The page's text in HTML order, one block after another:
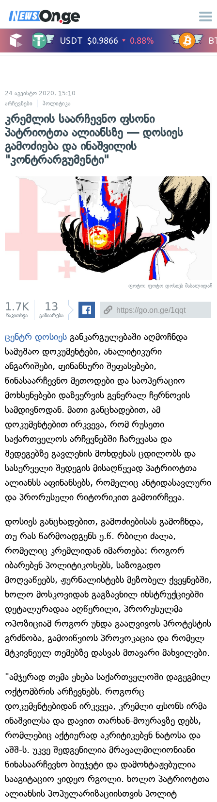
24 აგვისტო 2020, 15:10
არჩევნები
პოლიტიკა
კრემლის საარჩევნო ფსონი
პატრიოტთა ალიანსზე — დოსიეს
გამოძიება და ინაშვილის
"კონტრარგუმენტი"
ფოტო: ფოტო დოსიეს მასალიდან
1.7K
წაკითხვა
13
გაზიარება
ცენტრ დოსიეს განკარგულებაში აღმოჩნდა
სამუშაო დოკუმენტები, ანალიტიკური
ანგარიშები, ფინანსური შეფასებები,
წინასაარჩევნო მეთოდები და საოპერაციო
მოხსენებები დაზვერვის გენერალ ჩერნოვის
სამდივნოდან. მათი განცხადებით, ამ
დოკუმენტებით ირკვევა, რომ რუსეთი
საქართველოს არჩევნებში ჩარევასა და
შედეგებზე გავლენის მოხდენას ცდილობს და
სასურველი შედეგის მისაღწევად პატრიოტთა
ალიანსს აფინანსებს, რომელიც ანტიდასავლური
და პრორუსული რიტორიკით გამოირჩევა.
დოსიეს განცხადებით, გამოძიებისას გამოჩნდა,
თუ რას წარმოადგენს ე.წ. რბილი ძალა,
რომელიც კრემლიდან იმართება: როგორ
იბარებენ პოლიტიკოსებს, საზოგადო
მოღვაწეებს, ჟურნალისტებს მეზობელ ქვეყნებში,
ხოლო მოსკოვიდან გაგზავნილ ინსტრუქციებში
დეტალურადაა აღწერილი, პრორუსულმა
ოპოზიციამ როგორ უნდა გააღვივოს პროტესტის
გრძნობა, გამოიწვიოს პროვოკაცია და რომელ
მტკივნეულ თემებზე დასვას მთავარი მახვილები.
"ამჯერად თემა ეხება საქართველოში დაგეგმილ
ოქტომბრის არჩევნებს. როგორც
დოკუმენტებიდან ირკვევა, კრემლი ფსონს ირმა
ინაშვილსა და დავით თარხან-მოურავზე დებს,
რომლებიც აქტიურად აკრიტიკებენ ნატოსა და
აშშ-ს. უკვე შედგენილია მრავალმილიონიანი
წინასაარჩევნო ბიუჯეტი და დამონტაჟებულია
სააგიტაციო ვიდეო რგოლი. ხოლო პატრიოტთა
ალიანსის პოპულარიზაციისთვის პოლიტ